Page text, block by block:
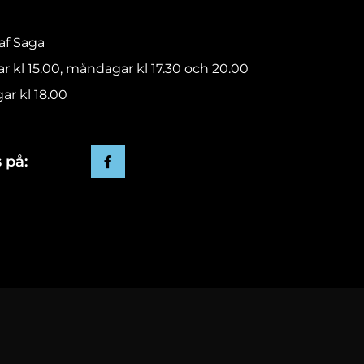
Saga
kl 15.00, måndagar kl 17.30 och 20.00
kl 18.00
på: